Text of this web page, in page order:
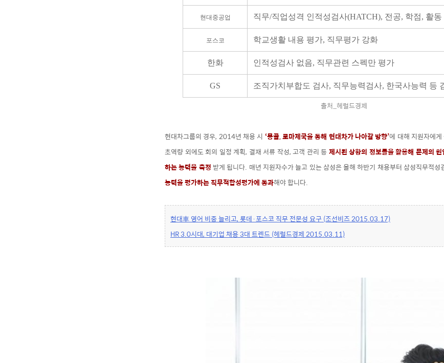
현대중공업 직무/직업성격 인적성검사(HATCH), 전공, 학점, 활
포스코 학교생활 내용 평가, 직무평가 강화
한화 인적성검사 없음, 직무관련 스펙만 평가
GS 조직가치부합도 검사, 직무능력검사, 한국사능력 등
출처_헤럴드경제
현대차그룹의 경우, 2014년 채용 시 ‘몽골, 로마제국을 통해 현대차가 나아갈 방향’에 대해 지원자에
초역량 외에도 회의 일정 계획, 결재 서류 작성, 고객 관리 등제시된 상황의 정보들을 활용해 문제의
하는 능력을 측정 받게 됩니다. 매년 지원자수가 늘고 있는 삼성은 올해 하반기 채용부터 삼성직무적성
능력을 평가하는 직무적합성평가에 통과해야 합니다.
현대車 영어 비중 늘리고, 롯데·포스코 직무 전문성 요구 (조선비즈 2015.03.17)
HR 3.0시대, 대기업 채용 3대 트렌드 (헤럴드경제 2015.03.11)